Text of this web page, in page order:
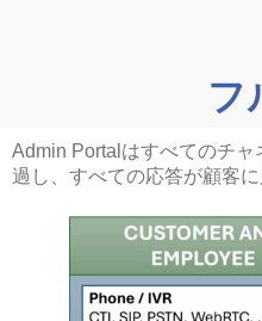
フ
Admin Portalはすべてのチ
過し、すべての応答が顧客